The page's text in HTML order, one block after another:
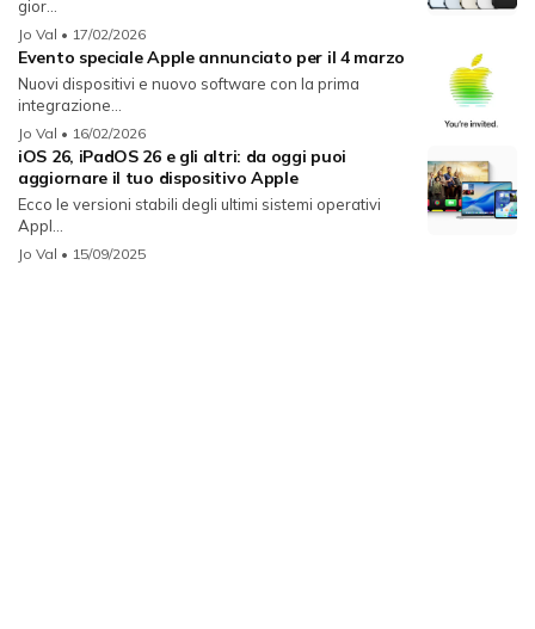
gior...
Jo Val • 17/02/2026
Evento speciale Apple annunciato per il 4 marzo
Nuovi dispositivi e nuovo software con la prima
integrazione...
Jo Val • 16/02/2026
iOS 26, iPadOS 26 e gli altri: da oggi puoi
aggiornare il tuo dispositivo Apple
Ecco le versioni stabili degli ultimi sistemi operativi
Appl...
Jo Val • 15/09/2025